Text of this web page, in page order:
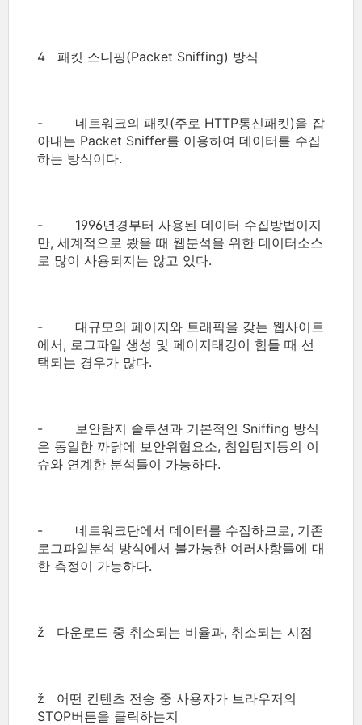
4 패킷 스니핑(Packet Sniffing) 방식
- 네트워크의 패킷(주로 HTTP통신패킷)을 잡
아내는 Packet Sniffer를 이용하여 데이터를 수집
하는 방식이다.
- 1996년경부터 사용된 데이터 수집방법이지
만, 세계적으로 봤을 때 웹분석을 위한 데이터소스
로 많이 사용되지는 않고 있다.
- 대규모의 페이지와 트래픽을 갖는 웹사이트
에서, 로그파일 생성 및 페이지태깅이 힘들 때 선
택되는 경우가 많다.
- 보안탐지 솔루션과 기본적인 Sniffing 방식
은 동일한 까닭에 보안위협요소, 침입탐지등의 이
슈와 연계한 분석들이 가능하다.
- 네트워크단에서 데이터를 수집하므로, 기존
로그파일분석 방식에서 불가능한 여러사항들에 대
한 측정이 가능하다.
ž 다운로드 중 취소되는 비율과, 취소되는 시점
ž 어떤 컨텐츠 전송 중 사용자가 브라우저의
STOP버튼을 클릭하는지